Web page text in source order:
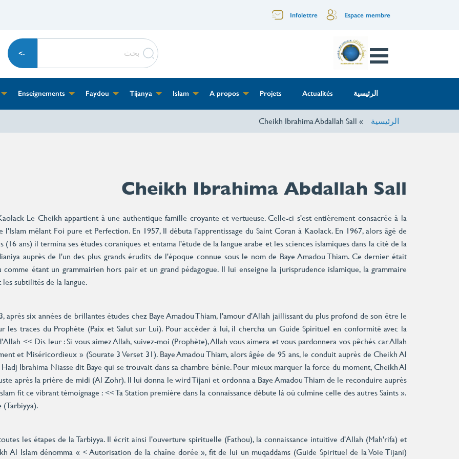
Menu
the
header
Espace membre
Infolettre
Open
Menu
بحث
Menu
principale
الرئيسية Actualités
Projets
A propos
Islam
Tijanya
Faydou
Enseignements
الرئيسية
Cheikh Ibrahima Abdallah Sall
Le Cheikh appartient à une authentique famille croyante et vertueuse. Celle-ci s'est entièrement consacrée à la
l'Islam mêlant Foi pure et Perfection. En 1957, Il débuta l'apprentissage du Saint Coran à Kaolack. En 1967, alors âgé de
(16 ans) il termina ses études coraniques et entama l'étude de la langue arabe et les sciences islamiques dans la cité de la
auprès de l'un des plus grands érudits de l'époque connue sous le nom de Baye Amadou Thiam. Ce dernier était
comme étant un grammairien hors pair et un grand pédagogue. Il lui enseigne la jurisprudence islamique, la grammaire
les subtilités de la langue.
après six années de brillantes études chez Baye Amadou Thiam, l'amour d'Allah jaillissant du plus profond de son être le
les traces du Prophète (Paix et Salut sur Lui). Pour accéder à lui, il chercha un Guide Spirituel en conformité avec la
<< Dis leur : Si vous aimez Allah, suivez-moi (Prophète), Allah vous aimera et vous pardonnera vos pêchés car Allah
et Miséricordieux » (Sourate 3 Verset 31). Baye Amadou Thiam, alors âgée de 95 ans, le conduit auprès de Cheikh Al
Hadj Ibrahima Niasse dit Baye qui se trouvait dans sa chambre bénie. Pour mieux marquer la force du moment, Cheikh Al
après la prière de midi (Al Zohr). Il lui donna le wird Tijani et ordonna a Baye Amadou Thiam de le reconduire auprès
fit ce vibrant témoignage : << Ta Station première dans la connaissance débute là où culmine celle des autres Saints ».
les étapes de la Tarbiyya. Il écrit ainsi l'ouverture spirituelle (Fathou), la connaissance intuitive d'Allah (Mah'rifa) et
Al Islam dénomma « < Autorisation de la chaîne dorée », fit de lui un muqaddams (Guide Spirituel de la Voie Tijani)